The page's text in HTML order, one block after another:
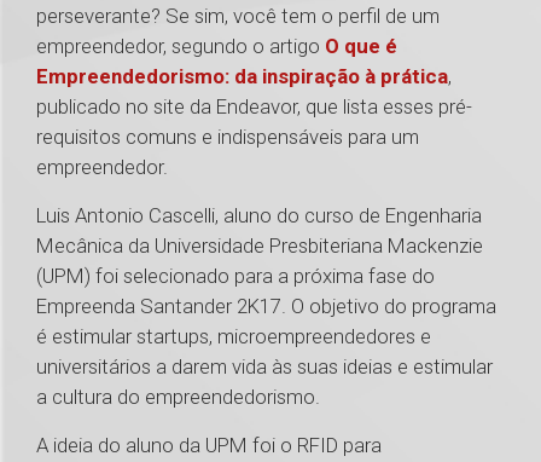
perseverante? Se sim, você tem o perfil de um
empreendedor, segundo o artigo O que é
Empreendedorismo: da inspiração à prática,
publicado no site da Endeavor, que lista esses pré-
requisitos comuns e indispensáveis para um
empreendedor.
Luis Antonio Cascelli, aluno do curso de Engenharia
Mecânica da Universidade Presbiteriana Mackenzie
(UPM) foi selecionado para a próxima fase do
Empreenda Santander 2K17. O objetivo do programa
é estimular startups, microempreendedores e
universitários a darem vida às suas ideias e estimular
a cultura do empreendedorismo.
A ideia do aluno da UPM foi o RFID para